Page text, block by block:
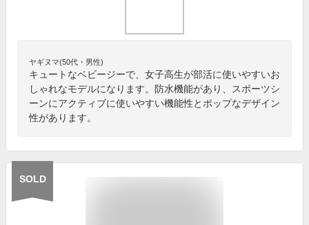
ヤギヌマ(50代・男性)
キュートなベビージーで、女子高生が部活に使いやすいお
しゃれなモデルになります。防水機能があり、スポーツシ
ーンにアクティブに使いやすい機能性とポップなデザイン
性があります。
SOLD